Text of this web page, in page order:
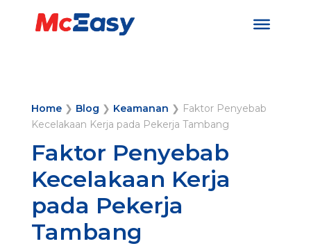
Home❯ Blog ❯ Keamanan ❯ Faktor Penyebab
Kecelakaan Kerja pada Pekerja Tambang
Faktor Penyebab
Kecelakaan Kerja
pada Pekerja
Tambang